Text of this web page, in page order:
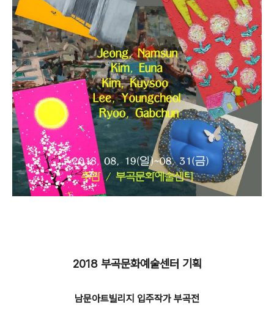
2018 부곡문화예술센터 기획
남문아트빌리지 입주작가 부곡전